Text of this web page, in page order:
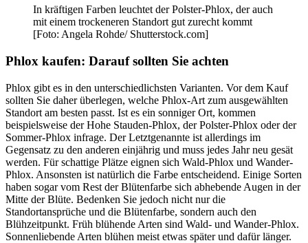
In kräftigen Farben leuchtet der Polster-Phlox, der auch
mit einem trockeneren Standort gut zurecht kommt
[Foto: Angela Rohde/ Shutterstock.com]
Phlox kaufen: Darauf sollten Sie achten
Phlox gibt es in den unterschiedlichsten Varianten. Vor dem Kauf
sollten Sie daher überlegen, welche Phlox-Art zum ausgewählten
Standort am besten passt. Ist es ein sonniger Ort, kommen
beispielsweise der Hohe Stauden-Phlox, der Polster-Phlox oder der
Sommer-Phlox infrage. Der Letztgenannte ist allerdings im
Gegensatz zu den anderen einjährig und muss jedes Jahr neu gesät
werden. Für schattige Plätze eignen sich Wald-Phlox und Wander-
Phlox. Ansonsten ist natürlich die Farbe entscheidend. Einige Sorten
haben sogar vom Rest der Blütenfarbe sich abhebende Augen in der
Mitte der Blüte. Bedenken Sie jedoch nicht nur die
Standortansprüche und die Blütenfarbe, sondern auch den
Blühzeitpunkt. Früh blühende Arten sind Wald- und Wander-Phlox.
Sonnenliebende Arten blühen meist etwas später und dafür länger.